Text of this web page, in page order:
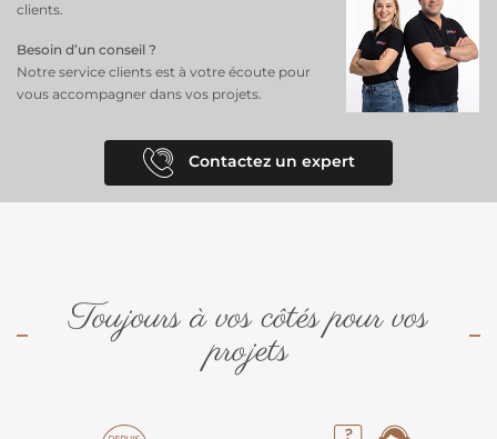
clients.
Besoin d’un conseil ?
Notre service clients est à votre écoute pour
vous accompagner dans vos projets.
Contactez un expert
Toujours à vos côtés pour vos
projets